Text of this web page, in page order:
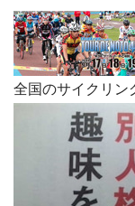
全国のサイクリン